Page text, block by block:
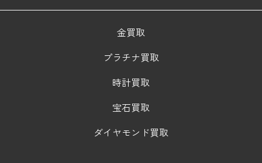
金買取
プラチナ買取
時計買取
宝石買取
ダイヤモンド買取